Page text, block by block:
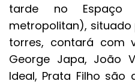
tarde no Espaço
metropolitan),
torres, contará com
George Japa, João
Ideal, Prata Filho são